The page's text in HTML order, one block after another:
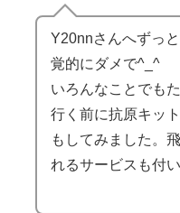
Y20nnさんへずっ
覚的にダメで^_^
いろんなことでも
行く前に抗原キッ
もしてみました。
れるサービスも付